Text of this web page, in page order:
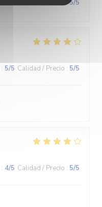
:5/5
: 5/5 Calidad / Precio : 5/5
: 4/5 Calidad / Precio : 5/5